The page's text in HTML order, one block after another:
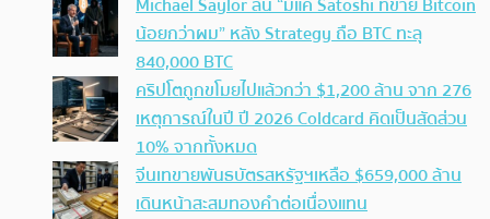
น้อยกว่าผม” หลัง Strategy ถือ BTC ทะลุ
840,000 BTC
คริปโตถูกขโมยไปแล้วกว่า $1,200 ล้าน จาก 276
เหตุการณ์ในปี ปี 2026 Coldcard คิดเป็นสัดส่วน
10% จากทั้งหมด
จีนเทขายพันธบัตรสหรัฐฯเหลือ $659,000 ล้าน
เดินหน้าสะสมทองคำต่อเนื่องแทน